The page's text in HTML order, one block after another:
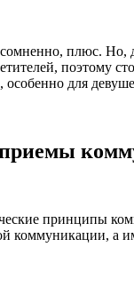
плюс. Но,
поэтому
особенно для
принципы
коммуникации, а